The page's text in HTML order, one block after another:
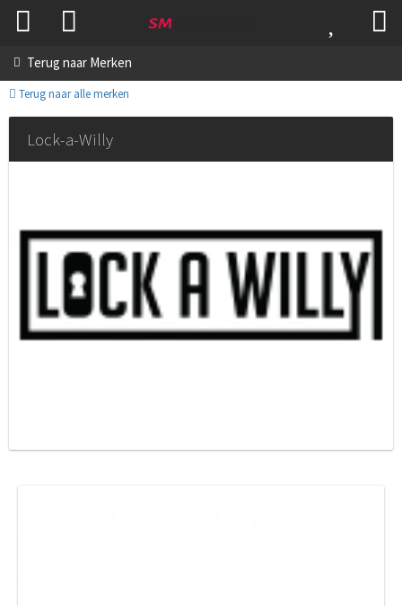
Terug naar Merken
Terug naar alle merken
Lock-a-Willy